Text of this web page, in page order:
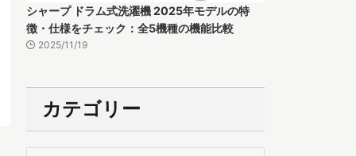
シャープ ドラム式洗濯機 2025年モデルの特
徴・仕様をチェック：全5機種の機能比較
2025/11/19
カテゴリー